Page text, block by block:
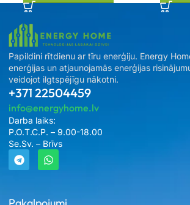
Papildini rītdienu ar tīru enerģiju. Energy
enerģijas un atjaunojamās enerģijas
veidojot ilgtspējīgu nākotni.
+371 22504459
info@energyhome.lv
Darba laiks:
P.O.T.C.P. – 9.00-18.00
Se.Sv. – Brīvs